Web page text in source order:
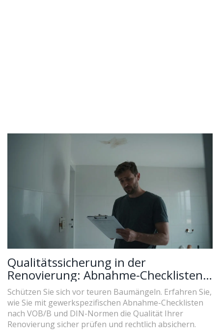
Qualitätssicherung in der
Renovierung: Abnahme-Checklisten
je Gewerk richtig nutzen
Schützen Sie sich vor teuren Baumängeln. Erfahren Sie,
wie Sie mit gewerkspezifischen Abnahme-Checklisten
nach VOB/B und DIN-Normen die Qualität Ihrer
Renovierung sicher prüfen und rechtlich absichern.